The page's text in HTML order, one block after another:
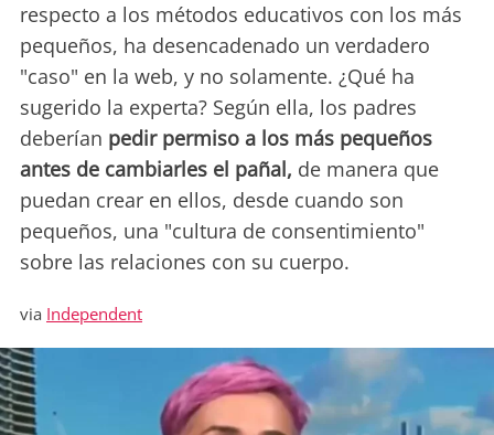
respecto a los métodos educativos con los más
pequeños, ha desencadenado un verdadero
"caso" en la web, y no solamente. ¿Qué ha
sugerido la experta? Según ella, los padres
deberían pedir permiso a los más pequeños
antes de cambiarles el pañal, de manera que
puedan crear en ellos, desde cuando son
pequeños, una "cultura de consentimiento"
sobre las relaciones con su cuerpo.
via Independent